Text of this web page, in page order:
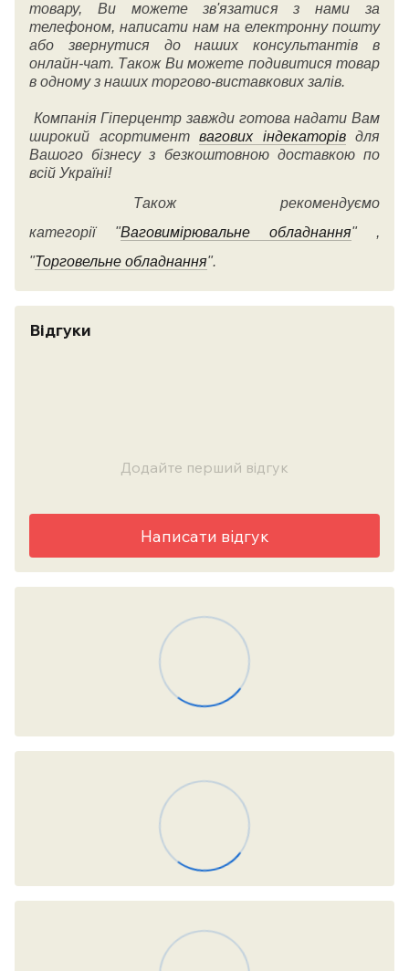
товару, Ви можете зв'язатися з нами за
телефоном, написати нам на електронну пошту
або звернутися до наших консультантів в
онлайн-чат. Також Ви можете подивитися товар
в одному з наших торгово-виставкових залів.
Компанія Гіперцентр завжди готова надати Вам
широкий асортимент вагових індекаторівдля
Вашого бізнесу з безкоштовною доставкою по
всій Україні!
Також рекомендуємо
категорії"Ваговимірювальне обладнання" ,
"Торговельне обладнання".
Відгуки
Додайте перший відгук
Написати відгук